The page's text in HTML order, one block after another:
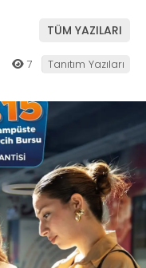
TÜM YAZILARI
7 Tanıtım Yazıları